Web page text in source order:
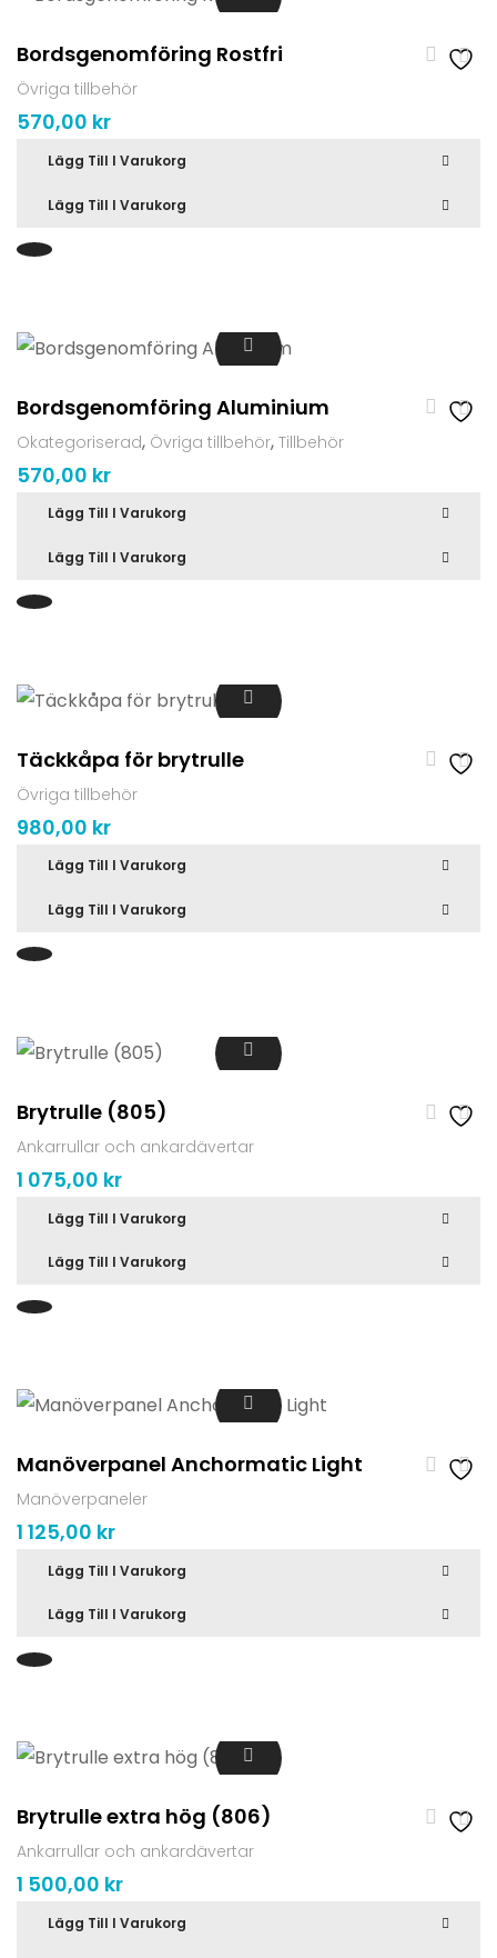
Bordsgenomföring Rostfri
Övriga tillbehör
570,00 kr
Lägg Till I Varukorg
Lägg Till I Varukorg
Bordsgenomföring Aluminium
Okategoriserad, Övriga tillbehör, Tillbehör
570,00 kr
Lägg Till I Varukorg
Lägg Till I Varukorg
Täckkåpa för brytrulle
Övriga tillbehör
980,00 kr
Lägg Till I Varukorg
Lägg Till I Varukorg
Brytrulle (805)
Ankarrullar och ankardävertar
1 075,00 kr
Lägg Till I Varukorg
Lägg Till I Varukorg
Manöverpanel Anchormatic Light
Manöverpaneler
1 125,00 kr
Lägg Till I Varukorg
Lägg Till I Varukorg
Brytrulle extra hög (806)
Ankarrullar och ankardävertar
1 500,00 kr
Lägg Till I Varukorg